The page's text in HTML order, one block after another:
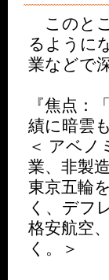
このと
るように
業などで
『焦点：
績に暗雲
＜ アベノ
業、非製
東京五輪
く、デフ
格安航空
く。＞